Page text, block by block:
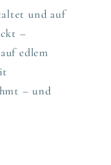
und auf
–
edlem
– und